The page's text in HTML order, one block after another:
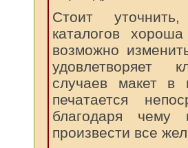
Стоит
каталогов
возможно
удовлетворяет
случаев макет в
печатается
благодаря чему
произвести все